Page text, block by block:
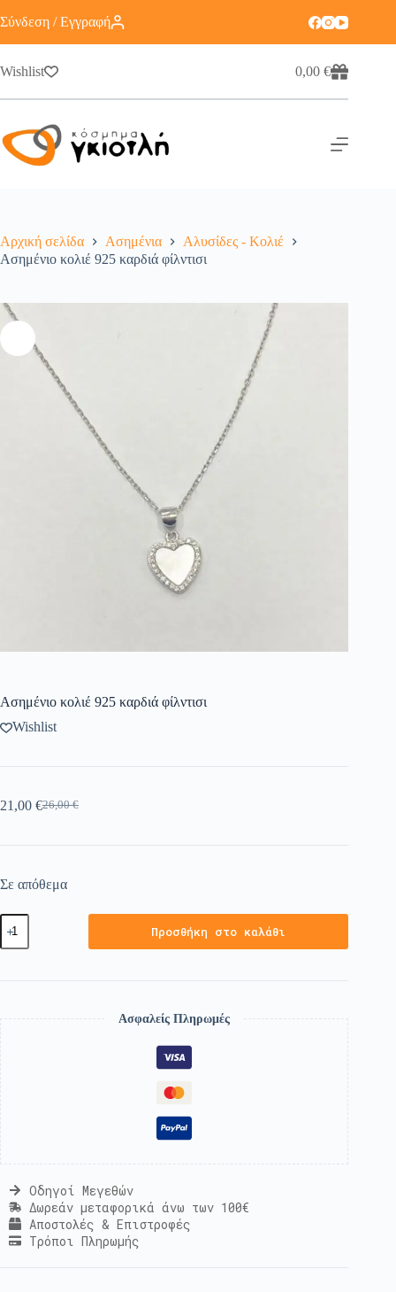
Σύνδεση / Εγγραφή
Wishlist 0,00€
Αρχική σελίδα Ασημένια
Αλυσίδες - Κολιέ
Ασημένιο κολιέ 925 καρδιά φίλντισι
Ασημένιο κολιέ 925 καρδιά φίλντισι
Wishlist
26,00€
21,00 €
Σε απόθεμα
Προσθήκη στο καλάθι
Ασφαλείς Πληρωμές
Οδηγοί Μεγεθών
Δωρεάν μεταφορικά άνω των 100€
Αποστολές & Επιστροφές
Τρόποι Πληρωμής